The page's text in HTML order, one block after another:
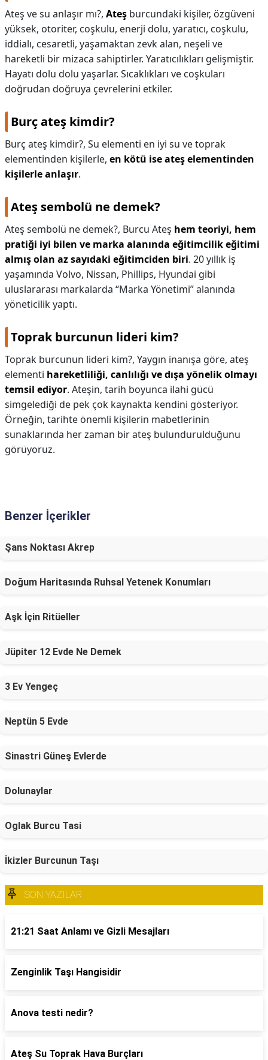
Ateş ve su anlaşır mı?, Ateş burcundaki kişiler, özgüveni
yüksek, otoriter, coşkulu, enerji dolu, yaratıcı, coşkulu,
iddialı, cesaretli, yaşamaktan zevk alan, neşeli ve
hareketli bir mizaca sahiptirler. Yaratıcılıkları gelişmiştir.
Hayatı dolu dolu yaşarlar. Sıcaklıkları ve coşkuları
doğrudan doğruya çevrelerini etkiler.
Burç ateş kimdir?
Burç ateş kimdir?, Su elementi en iyi su ve toprak
elementinden kişilerle, en kötü ise ateş elementinden
kişilerle anlaşır.
Ateş sembolü ne demek?
Ateş sembolü ne demek?, Burcu Ateş hem teoriyi, hem
pratiği iyi bilen ve marka alanında eğitimcilik eğitimi
almış olan az sayıdaki eğitimciden biri. 20 yıllık iş
yaşamında Volvo, Nissan, Phillips, Hyundai gibi
uluslararası markalarda “Marka Yönetimi” alanında
yöneticilik yaptı.
Toprak burcunun lideri kim?
Toprak burcunun lideri kim?, Yaygın inanışa göre, ateş
elementi hareketliliği, canlılığı ve dışa yönelik olmayı
temsil ediyor. Ateşin, tarih boyunca ilahi gücü
simgelediği de pek çok kaynakta kendini gösteriyor.
Örneğin, tarihte önemli kişilerin mabetlerinin
sunaklarında her zaman bir ateş bulundurulduğunu
görüyoruz.
Benzer İçerikler
Şans Noktası Akrep
Doğum Haritasında Ruhsal Yetenek Konumları
Aşk İçin Ritüeller
Jüpiter 12 Evde Ne Demek
3 Ev Yengeç
Neptün 5 Evde
Sinastri Güneş Evlerde
Dolunaylar
Oglak Burcu Tasi
İkizler Burcunun Taşı
SON YAZILAR
21:21 Saat Anlamı ve Gizli Mesajları
Zenginlik Taşı Hangisidir
Anova testi nedir?
Ateş Su Toprak Hava Burçları